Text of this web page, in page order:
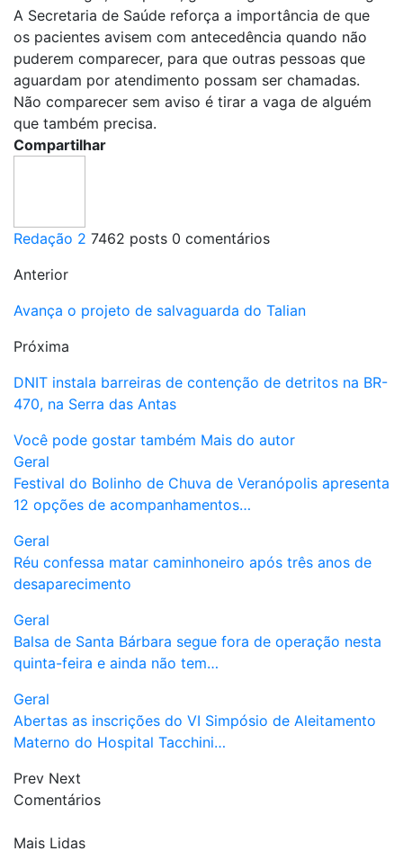
A Secretaria de Saúde reforça a importância de que
os pacientes avisem com antecedência quando não
puderem comparecer, para que outras pessoas que
aguardam por atendimento possam ser chamadas.
Não comparecer sem aviso é tirar a vaga de alguém
que também precisa.
Compartilhar
Redação 2 7462 posts 0 comentários
Anterior
Avança o projeto de salvaguarda do Talian
Próxima
DNIT instala barreiras de contenção de detritos na BR-
470, na Serra das Antas
Você pode gostar também Mais do autor
Geral
Festival do Bolinho de Chuva de Veranópolis apresenta
12 opções de acompanhamentos…
Geral
Réu confessa matar caminhoneiro após três anos de
desaparecimento
Geral
Balsa de Santa Bárbara segue fora de operação nesta
quinta-feira e ainda não tem…
Geral
Abertas as inscrições do VI Simpósio de Aleitamento
Materno do Hospital Tacchini…
Prev Next
Comentários
Mais Lidas